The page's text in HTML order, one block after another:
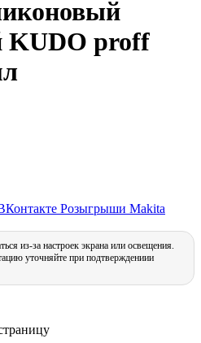
KUDO proff
Розыгрыши Makita
из-за настроек экрана или освещения.
уточняйте при подтверждениии